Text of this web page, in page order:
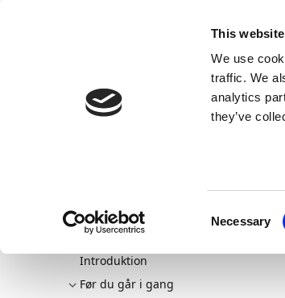
This
We use
traffic. We
analytics
they’ve
Necessary
AppSource
Continia Docs Continia Collection
Om Løsningen
Hent og installer
Introduktion
Før du går i gang